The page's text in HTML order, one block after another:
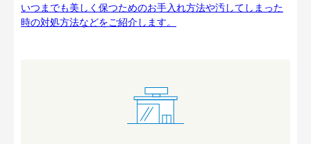
いつまでも美しく保つためのお手入れ方法や汚してしまった
時の対処方法などをご紹介します。